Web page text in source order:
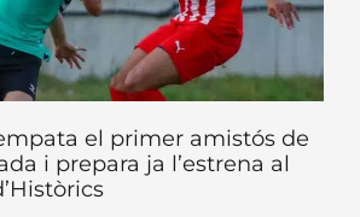
el primer amistós de
i prepara ja l’estrena al